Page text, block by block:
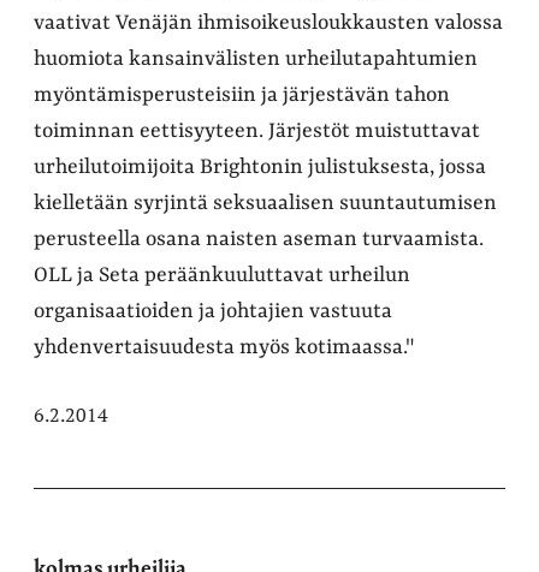
vaativat Venäjän ihmisoikeusloukkausten valossa
huomiota kansainvälisten urheilutapahtumien
myöntämisperusteisiin ja järjestävän tahon
toiminnan eettisyyteen. Järjestöt muistuttavat
urheilutoimijoita Brightonin julistuksesta, jossa
kielletään syrjintä seksuaalisen suuntautumisen
perusteella osana naisten aseman turvaamista.
OLL ja Seta peräänkuuluttavat urheilun
organisaatioiden ja johtajien vastuuta
yhdenvertaisuudesta myös kotimaassa."
6.2.2014